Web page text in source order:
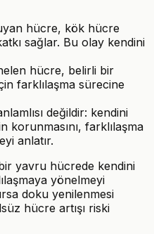
hücre, kök hücre
sağlar. Bu olay kendini
hücre, belirli bir
farklılaşma sürecine
değildir: kendini
korunmasını, farklılaşma
anlatır.
yavru hücrede kendini
yönelmeyi
doku yenilenmesi
hücre artışı riski